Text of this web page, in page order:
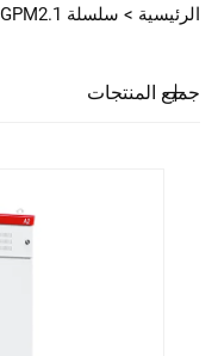
الرئيسية > سلسلة GPM2.1 معدات التبديل منخفضة الجهد
جميع المنتجات